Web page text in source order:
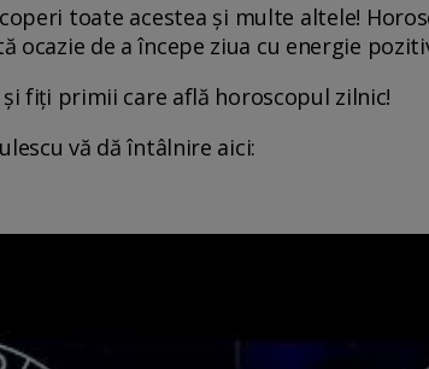
toate acestea și multe altele!
ocazie de a începe ziua cu energie
fiți primii care află horoscopul zilnic!
vă dă întâlnire aici: